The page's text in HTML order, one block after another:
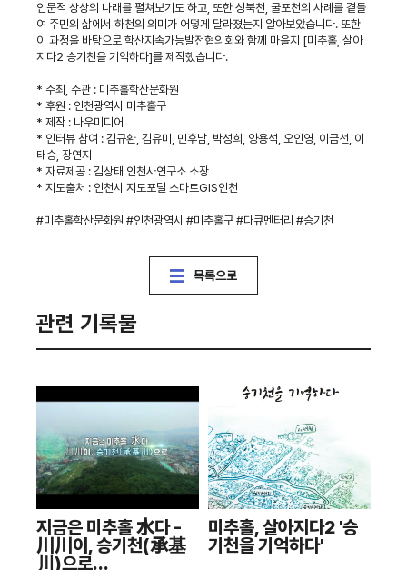
인문적 상상의 나래를 펼쳐보기도 하고, 또한 성북천, 굴포천의 사례를 곁들
여 주민의 삶에서 하천의 의미가 어떻게 달라졌는지 알아보았습니다. 또한
이 과정을 바탕으로 학산지속가능발전협의회와 함께 마을지 [미추홀, 살아
지다2 승기천을 기억하다]를 제작했습니다.
* 주최, 주관 : 미추홀학산문화원
* 후원 : 인천광역시 미추홀구
* 제작 : 나우미디어
* 인터뷰 참여 : 김규환, 김유미, 민후남, 박성희, 양용석, 오인영, 이금선, 이
태승, 장연지
* 자료제공 : 김상태 인천사연구소 소장
* 지도출처 : 인천시 지도포털 스마트GIS인천
#미추홀학산문화원 #인천광역시 #미추홀구 #다큐멘터리 #승기천
목록으로
관련 기록물
지금은 미추홀 水다 -
川川이, 승기천(承基
川)으로...
미추홀, 살아지다2 '승
기천을 기억하다'